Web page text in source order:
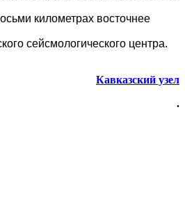
километрах восточнее
сейсмологического центра.
Кавказский узел
.